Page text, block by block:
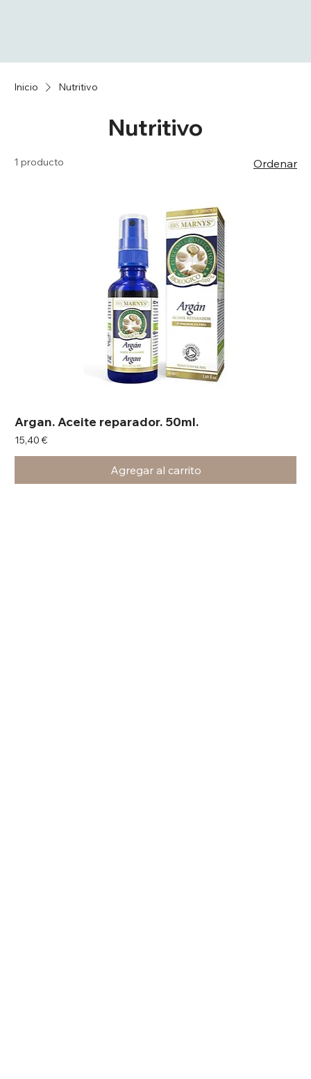
Inicio Nutritivo
Nutritivo
1 producto Ordenar
Argan. Aceite reparador. 50ml.
Precio
15,40 €
Agregar al carrito